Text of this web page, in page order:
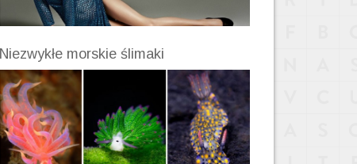
Niezwykłe morskie ślimaki